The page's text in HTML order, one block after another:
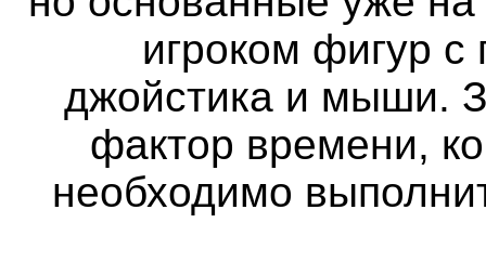
игроком фигур
джойстика и мыши.
фактор времени,
необходимо